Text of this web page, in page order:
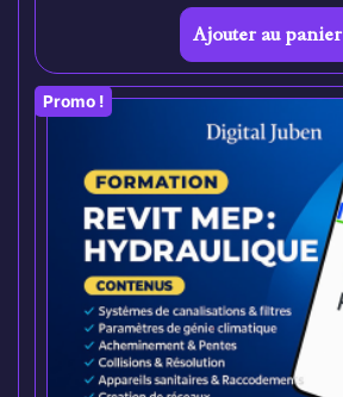
Ajouter au panier
Promo !